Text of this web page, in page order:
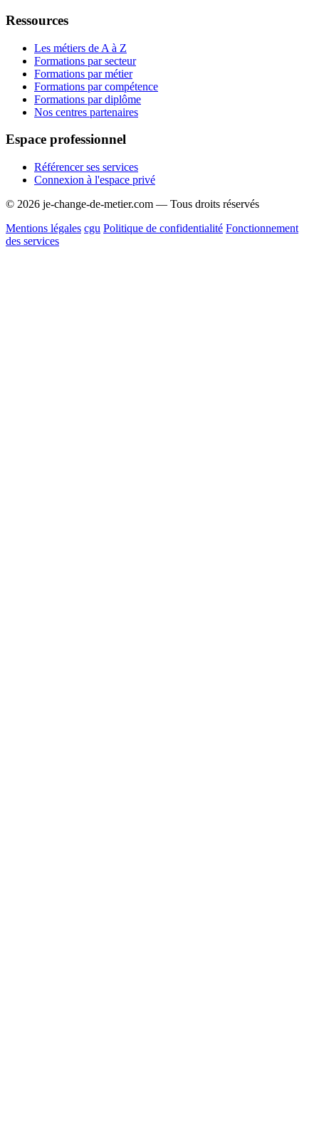
Ressources
Les métiers de A à Z
Formations par secteur
Formations par métier
Formations par compétence
Formations par diplôme
Nos centres partenaires
Espace professionnel
Référencer ses services
Connexion à l'espace privé
© 2026 je-change-de-metier.com — Tous droits réservés
Mentions légales cgu Politique de confidentialité Fonctionnement
des services